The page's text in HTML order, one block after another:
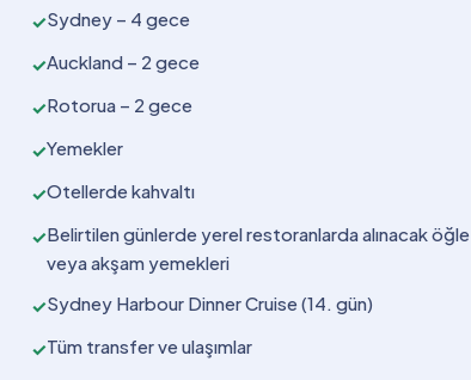
✓Sydney – 4 gece
✓Auckland – 2 gece
✓Rotorua – 2 gece
✓Yemekler
✓Otellerde kahvaltı
✓Belirtilen günlerde yerel restoranlarda alınacak öğle
veya akşam yemekleri
✓Sydney Harbour Dinner Cruise (14. gün)
✓Tüm transfer ve ulaşımlar